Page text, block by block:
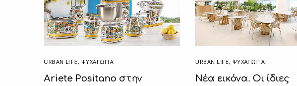
URBAN LIFE, ΨΥΧΑΓΩΓΙΑ
Ariete Positano στην
URBAN LIFE, ΨΥΧΑΓΩΓΙΑ
Νέα εικόνα. Οι ίδιες